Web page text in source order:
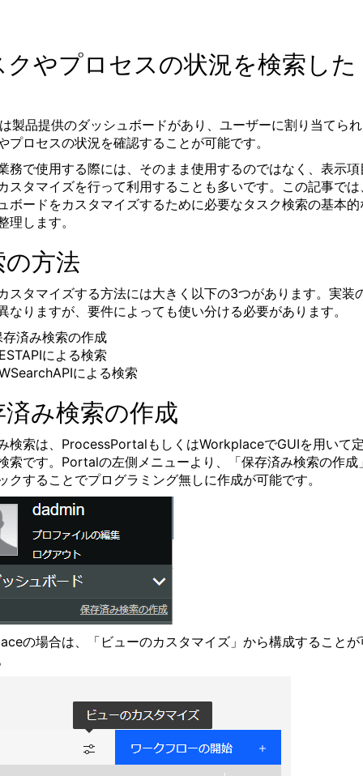
クやプロセスの状況を検索した
製品提供のダッシュボードがあり、ユーザーに割り当てら
プロセスの状況を確認することが可能です。
務で使用する際には、そのまま使用するのではなく、表示項
スタマイズを行って利用することも多いです。この記事では
ボードをカスタマイズするために必要なタスク検索の基本的
理します。
の方法
スタマイズする方法には大きく以下の3つがあります。実装
なりますが、要件によっても使い分ける必要があります。
存済み検索の作成
による検索
による検索
済み検索の作成
検索は、ProcessPortalもしくはWorkplaceでGUIを用いて
索です。Portalの左側メニューより、「保存済み検索の作成
クすることでプログラミング無しに作成が可能です。
の場合は、「ビューのカスタマイズ」から構成することが